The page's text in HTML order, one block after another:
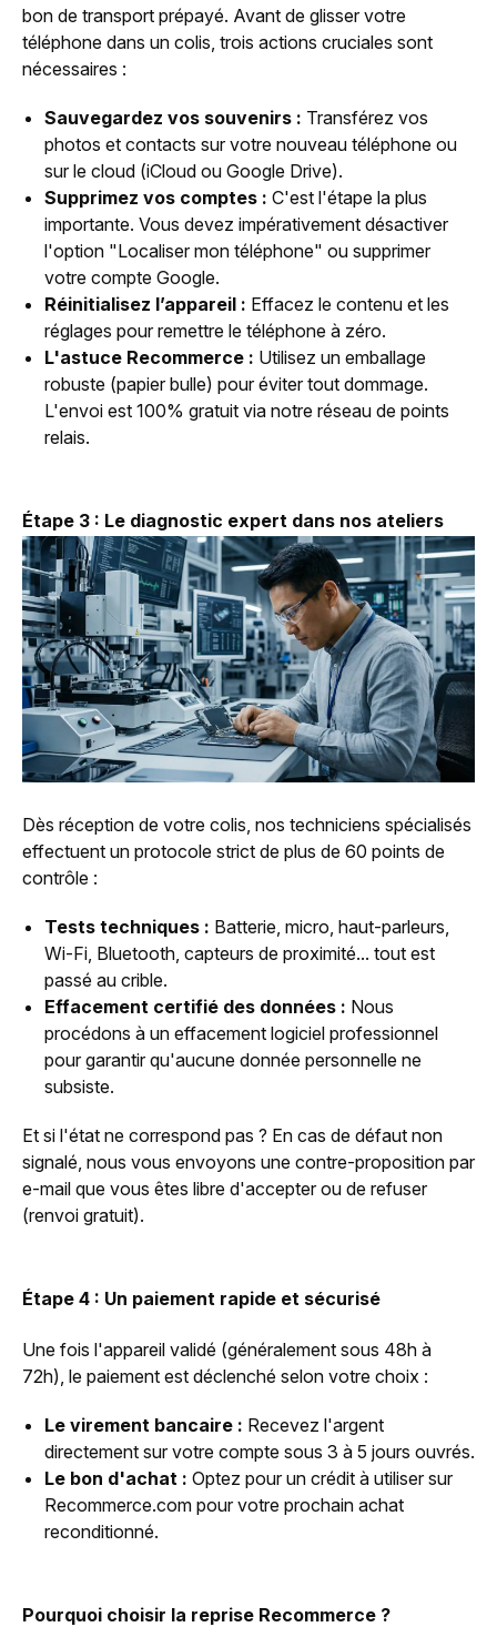
bon de transport prépayé. Avant de glisser votre
téléphone dans un colis, trois actions cruciales sont
nécessaires :
Sauvegardez vos souvenirs : Transférez vos
photos et contacts sur votre nouveau téléphone ou
sur le cloud (iCloud ou Google Drive).
Supprimez vos comptes : C'est l'étape la plus
importante. Vous devez impérativement désactiver
l'option "Localiser mon téléphone" ou supprimer
votre compte Google.
Réinitialisez l’appareil : Effacez le contenu et les
réglages pour remettre le téléphone à zéro.
L'astuce Recommerce : Utilisez un emballage
robuste (papier bulle) pour éviter tout dommage.
L'envoi est 100% gratuit via notre réseau de points
relais.
Étape 3 : Le diagnostic expert dans nos ateliers
Dès réception de votre colis, nos techniciens spécialisés
effectuent un protocole strict de plus de 60 points de
contrôle :
Tests techniques : Batterie, micro, haut-parleurs,
Wi-Fi, Bluetooth, capteurs de proximité... tout est
passé au crible.
Effacement certifié des données : Nous
procédons à un effacement logiciel professionnel
pour garantir qu'aucune donnée personnelle ne
subsiste.
Et si l'état ne correspond pas ? En cas de défaut non
signalé, nous vous envoyons une contre-proposition par
e-mail que vous êtes libre d'accepter ou de refuser
(renvoi gratuit).
Étape 4 : Un paiement rapide et sécurisé
Une fois l'appareil validé (généralement sous 48h à
72h), le paiement est déclenché selon votre choix :
Le virement bancaire : Recevez l'argent
directement sur votre compte sous 3 à 5 jours ouvrés.
Le bon d'achat : Optez pour un crédit à utiliser sur
Recommerce.com pour votre prochain achat
reconditionné.
Pourquoi choisir la reprise Recommerce ?